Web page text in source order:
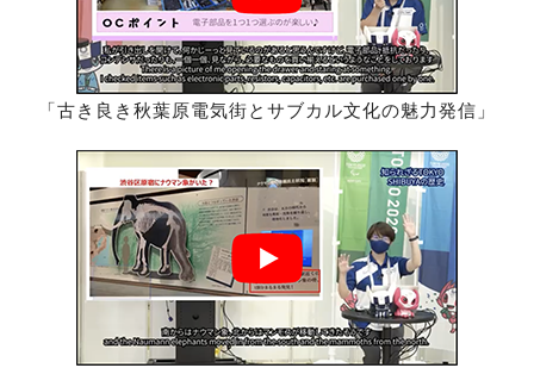
「古き良き秋葉原電気街とサブカル文化の魅力発信」